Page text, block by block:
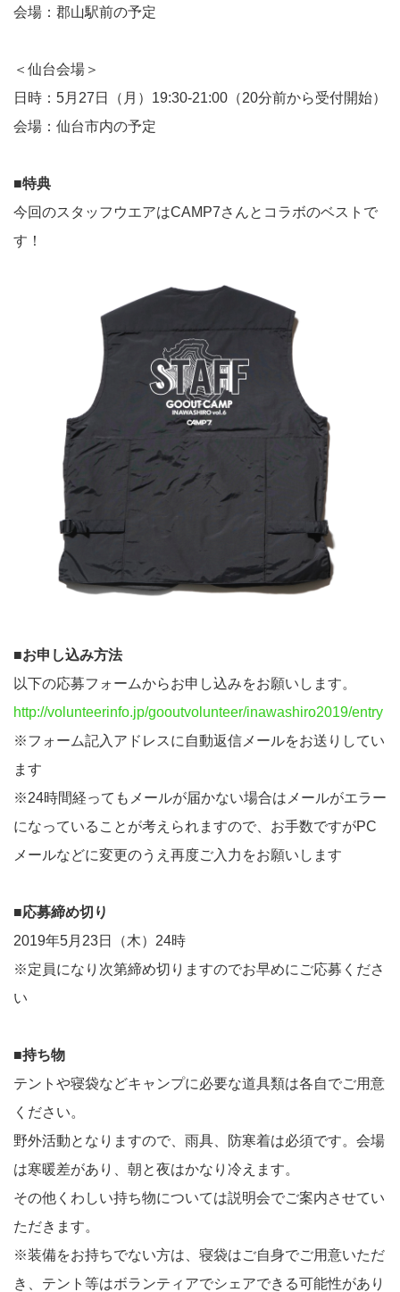
会場：郡山駅前の予定
＜仙台会場＞
日時：5月27日（月）19:30-21:00（20分前から受付開始）
会場：仙台市内の予定
■特典
今回のスタッフウエアはCAMP7さんとコラボのベストで
す！
■お申し込み方法
以下の応募フォームからお申し込みをお願いします。
http://volunteerinfo.jp/gooutvolunteer/inawashiro2019/entry
※フォーム記入アドレスに自動返信メールをお送りしてい
ます
※24時間経ってもメールが届かない場合はメールがエラー
になっていることが考えられますので、お手数ですがPC
メールなどに変更のうえ再度ご入力をお願いします
■応募締め切り
2019年5月23日（木）24時
※定員になり次第締め切りますのでお早めにご応募くださ
い
■持ち物
テントや寝袋などキャンプに必要な道具類は各自でご用意
ください。
野外活動となりますので、雨具、防寒着は必須です。会場
は寒暖差があり、朝と夜はかなり冷えます。
その他くわしい持ち物については説明会でご案内させてい
ただきます。
※装備をお持ちでない方は、寝袋はご自身でご用意いただ
き、テント等はボランティアでシェアできる可能性があり